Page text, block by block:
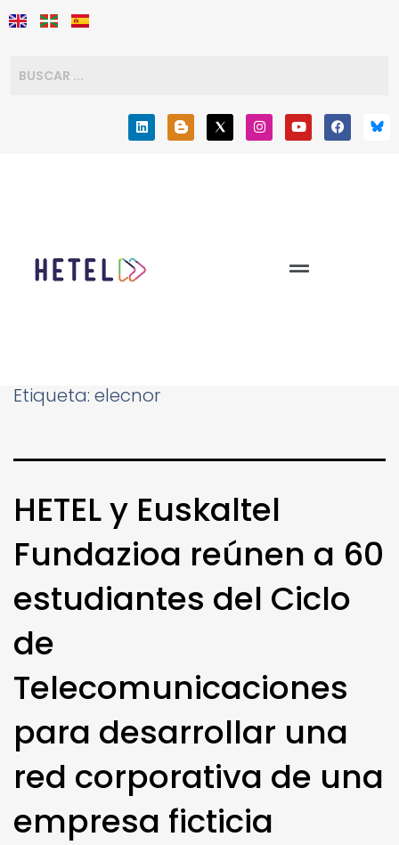
Etiqueta: elecnor
HETEL y Euskaltel
Fundazioa reúnen a 60
estudiantes del Ciclo
de
Telecomunicaciones
para desarrollar una
red corporativa de una
empresa ficticia